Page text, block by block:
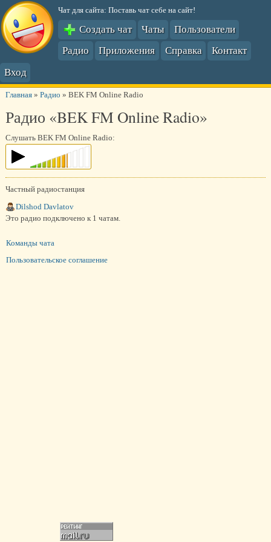
Чат для сайта: Поставь чат себе на сайт!
Создать чат Чаты
Пользователи
Радио
Приложения Справка
Контакт
Вход
Главная» Радио » BEK FM Online Radio
Радио «BEK FM Online Radio»
Слушать BEK FM Online Radio:
Частный радиостанция
Dilshod Davlatov
Это радио подключено к 1 чатам.
Команды чата
Пользовательское соглашение